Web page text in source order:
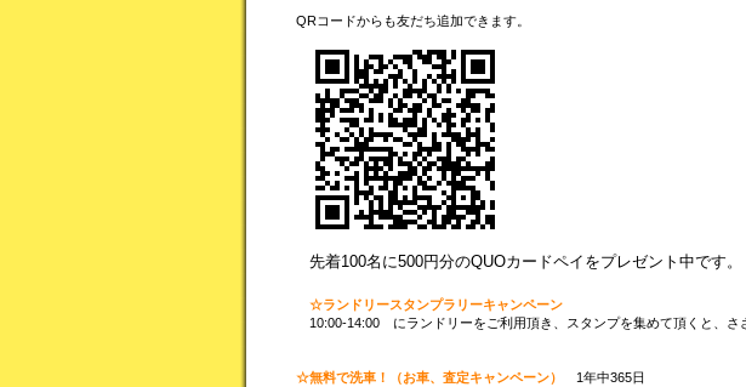
QRコードからも友だち追加できます。
先着100名に500円分のQUOカードペイをプレゼント中です。
☆ランドリースタンプラリーキャンペーン
10:00-14:00 にランドリーをご利用頂き、スタンプを集めて頂くと、さ
☆無料で洗車！（お車、査定キャンペーン）
1年中365日